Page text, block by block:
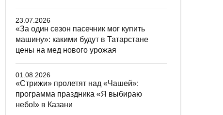
23.07.2026
«За один сезон пасечник мог купить
машину»: какими будут в Татарстане
цены на мед нового урожая
01.08.2026
«Стрижи» пролетят над «Чашей»:
программа праздника «Я выбираю
небо!» в Казани